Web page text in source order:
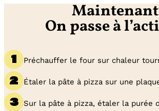
Maintenant
On passe à
Préchauffer le four sur chaleur
Étaler la pâte à pizza sur une
Sur la pâte à pizza, étaler la purée